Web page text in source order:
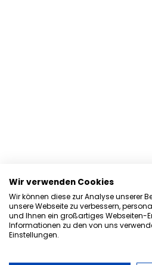
Wir verwenden Cookies
Wir können diese zur Analyse unserer
unsere Webseite zu verbessern,
und Ihnen ein großartiges Webseiten-
Informationen zu den von uns
Einstellungen.